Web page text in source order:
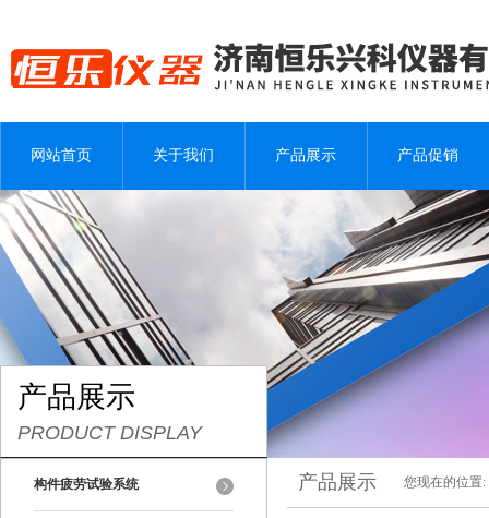
网站首页 关于我们 产品展示 产品促销
产品展示
PRODUCT DISPLAY
构件疲劳试验系统 产品展示 您现在的位置: